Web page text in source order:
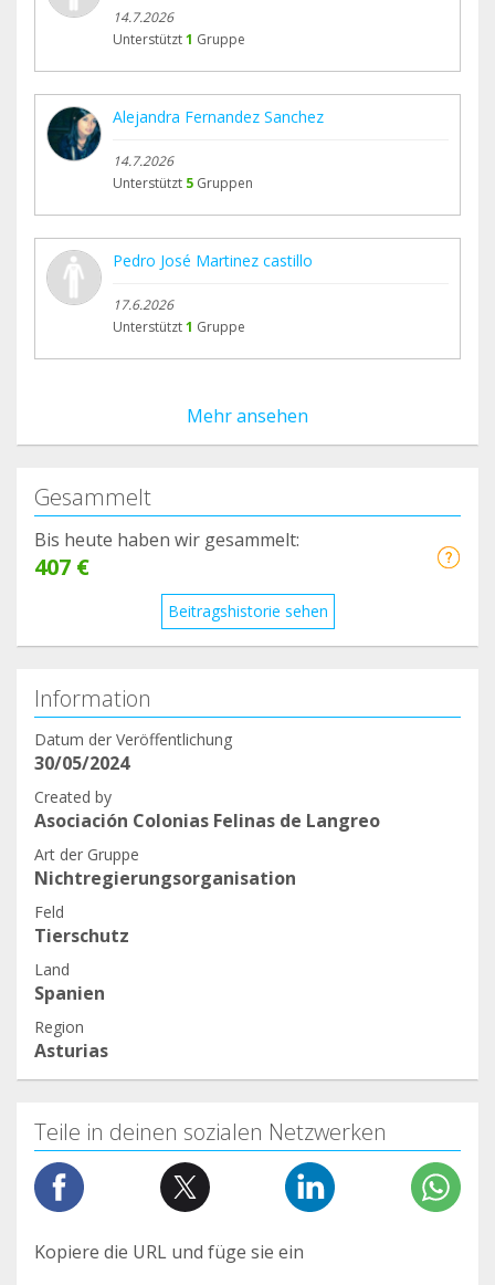
14.7.2026
Unterstützt1 Gruppe
Alejandra Fernandez Sanchez
14.7.2026
Unterstützt 5 Gruppen
Pedro José Martinez castillo
17.6.2026
Unterstützt1 Gruppe
Mehr ansehen
Gesammelt
Bis heute haben wir gesammelt:
407 €
Beitragshistorie sehen
Information
Datum der Veröffentlichung
30/05/2024
Created by
Asociación Colonias Felinas de Langreo
Art der Gruppe
Nichtregierungsorganisation
Feld
Tierschutz
Land
Spanien
Region
Asturias
Teile in deinen sozialen Netzwerken
Kopiere die URL und füge sie ein